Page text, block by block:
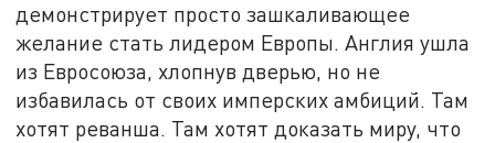
демонстрирует просто зашкаливающее
желание стать лидером Европы. Англия ушла
из Евросоюза, хлопнув дверью, но не
избавилась от своих имперских амбиций. Там
хотят реванша. Там хотят доказать миру, что